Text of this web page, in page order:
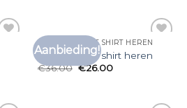
Aanbieding!
aan
LONG SLEEVE T SHIRT HEREN
long sleeve t shirt heren
€36.00 €26.00